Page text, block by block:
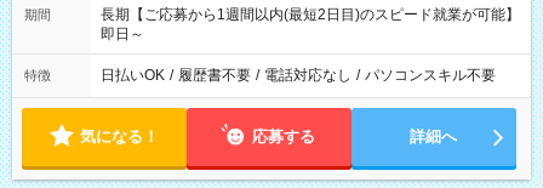
期間
長期【ご応募から1週間以内(最短2日目)のスピード就業が可能】
即日～
特徴 日払いOK / 履歴書不要 / 電話対応なし / パソコンスキル不要
気になる！ 応募する 詳細へ